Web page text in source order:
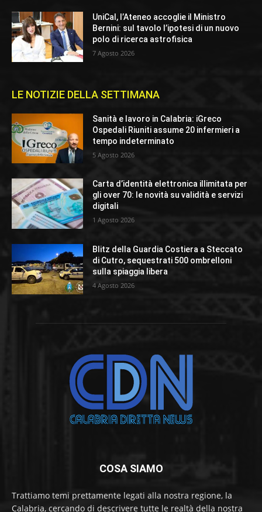
UniCal, l’Ateneo accoglie il Ministro
Bernini: sul tavolo l’ipotesi di un nuovo
polo di ricerca astrofisica
7 Agosto 2026
LE NOTIZIE DELLA SETTIMANA
Sanità e lavoro in Calabria: iGreco
Ospedali Riuniti assume 20 infermieri a
tempo indeterminato
5 Agosto 2026
Carta d’identità elettronica illimitata per
gli over 70: le novità su validità e servizi
digitali
1 Agosto 2026
Blitz della Guardia Costiera a Steccato
di Cutro, sequestrati 500 ombrelloni
sulla spiaggia libera
4 Agosto 2026
COSA SIAMO
Trattiamo temi prettamente legati alla nostra regione, la
Calabria, cercando di descrivere tutte le realtà della nostra